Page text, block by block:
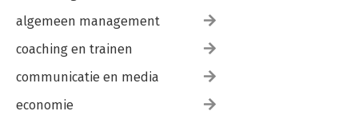
algemeen management
coaching en trainen
communicatie en media
economie